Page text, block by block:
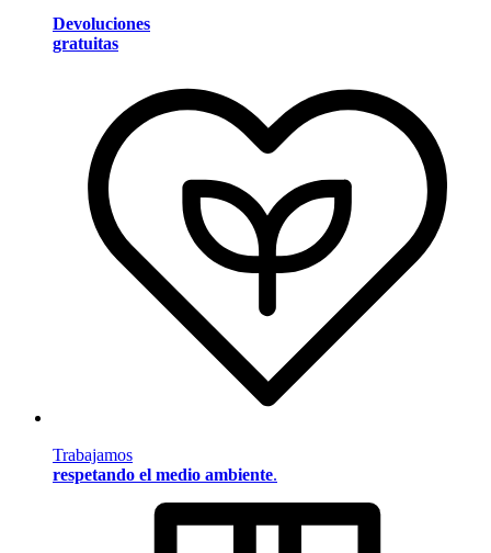
Devoluciones
gratuitas
Trabajamos
respetando el medio ambiente.